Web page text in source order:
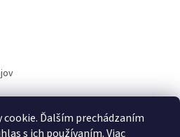
Ďalším prechádzaním
s ich používaním. Viac